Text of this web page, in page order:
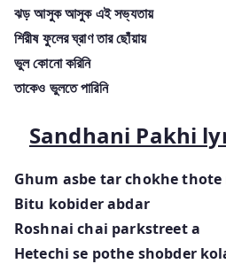
ঝড় আসুক আসুক এই সভ্যতায়
শিরীষ ফুলের ঘ্রাণ তার ছোঁয়ায়
ভুল কোনো করিনি
তাকেও ভুলতে পারিনি
Sandhani Pakhi
Ghum asbe tar chokhe
Bitu kobider abdar
Roshnai chai parkstreet a
Hetechi se pothe shobder